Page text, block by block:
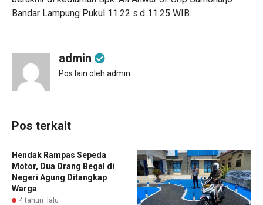
Bandar Lampung Pukul 11.22 s.d 11.25 WIB.
admin
Pos lain oleh admin
Pos terkait
Hendak Rampas Sepeda
Motor, Dua Orang Begal di
Negeri Agung Ditangkap
Warga
4 tahun lalu